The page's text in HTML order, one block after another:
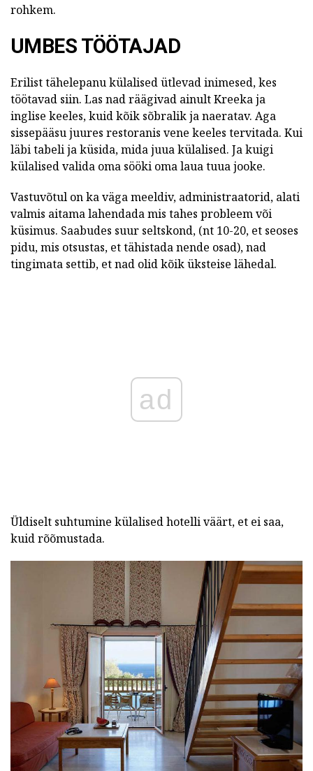
rohkem.
UMBES TÖÖTAJAD
Erilist tähelepanu külalised ütlevad inimesed, kes
töötavad siin. Las nad räägivad ainult Kreeka ja
inglise keeles, kuid kõik sõbralik ja naeratav. Aga
sissepääsu juures restoranis vene keeles tervitada. Kui
läbi tabeli ja küsida, mida juua külalised. Ja kuigi
külalised valida oma sööki oma laua tuua jooke.
Vastuvõtul on ka väga meeldiv, administraatorid, alati
valmis aitama lahendada mis tahes probleem või
küsimus. Saabudes suur seltskond, (nt 10-20, et seoses
pidu, mis otsustas, et tähistada nende osad), nad
tingimata settib, et nad olid kõik üksteise lähedal.
ad
Üldiselt suhtumine külalised hotelli väärt, et ei saa,
kuid rõõmustada.